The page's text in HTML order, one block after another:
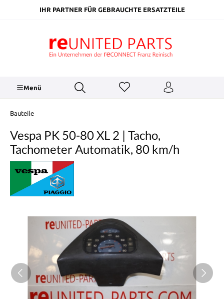
springenIHR PARTNER FÜR GEBRAUCHTE ERSATZTEILE
Menü
Bauteile
Vespa PK 50-80 XL 2 | Tacho,
Tachometer Automatik, 80 km/h